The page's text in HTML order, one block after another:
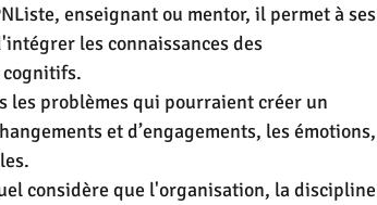
enseignant ou mentor, il permet à ses
les connaissances des
les problèmes qui pourraient créer un
et d’engagements, les émotions,
considère que l'organisation, la discipline